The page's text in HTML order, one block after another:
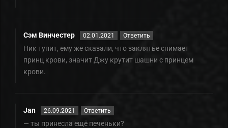
Сэм Винчестер 02.01.2021 Ответить
Ник тупит, ему же сказали, что заклятье снимает
принц крови, значит Джу крутит шашни с принцем
крови.
Jan 26.09.2021 Ответить
— ты принесла ещё печеньки?